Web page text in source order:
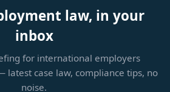
law, in your
inbox
for international employers
latest case law, compliance tips, no
noise.